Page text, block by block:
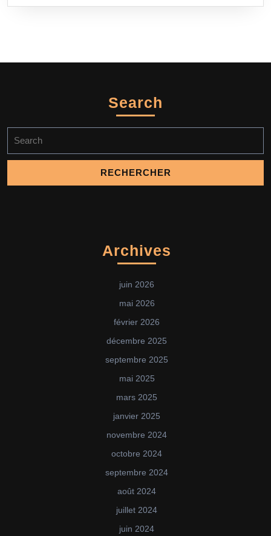
Search
for:
Archives
juin 2026
mai 2026
février 2026
décembre 2025
septembre 2025
mai 2025
mars 2025
janvier 2025
novembre 2024
octobre 2024
septembre 2024
août 2024
juillet 2024
juin 2024